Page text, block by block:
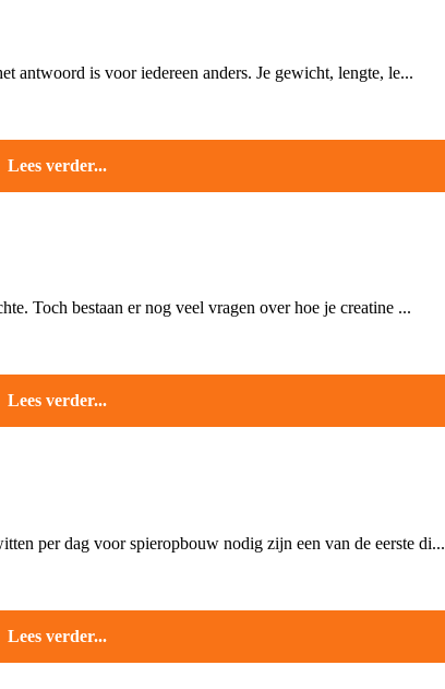
antwoord is voor iedereen anders. Je gewicht, lengte, le...
Lees verder...
Toch bestaan er nog veel vragen over hoe je creatine ...
Lees verder...
per dag voor spieropbouw nodig zijn een van de eerste di...
Lees verder...